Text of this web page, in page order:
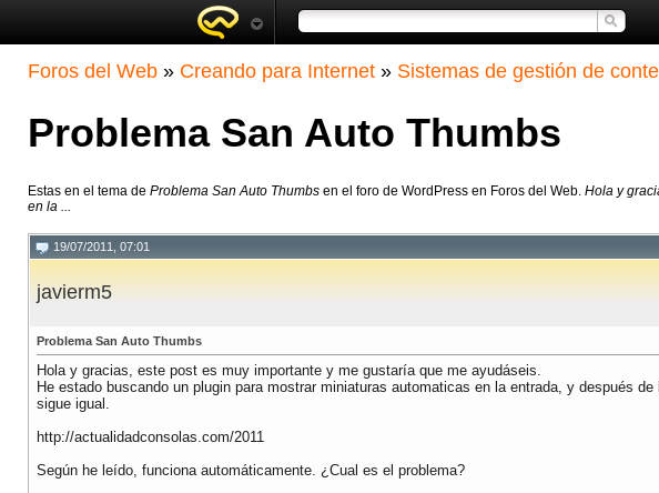
Foros del Web » Creando para Internet » Sistemas de gestión de
Problema San Auto Thumbs
Estas en el tema de Problema San Auto Thumbs en el foro de WordPress en Foros del Web. Hola y
en la ...
19/07/2011, 07:01
javierm5
Problema San Auto Thumbs
Hola y gracias, este post es muy importante y me gustaría que me ayudáseis.
He estado buscando un plugin para mostrar miniaturas automaticas en la entrada, y después
sigue igual.
http://actualidadconsolas.com/2011
Según he leído, funciona automáticamente. ¿Cual es el problema?